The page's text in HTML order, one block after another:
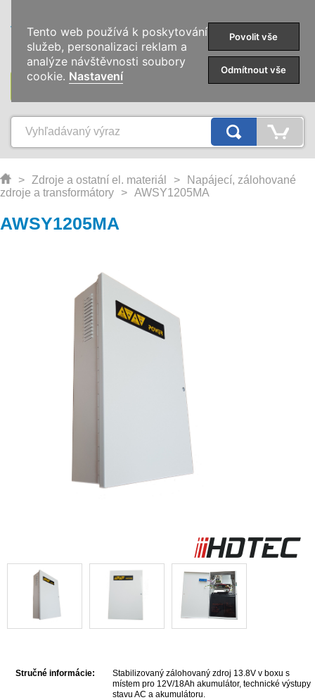
KATEGÓRIE
> Zdroje a ostatní el. materiál >
Napájecí, zálohované
zdroje a transformátory
> AWSY1205MA
AWSY1205MA
Stručné informácie:
Stabilizovaný zálohovaný zdroj 13.8V v boxu s
místem pro 12V/18Ah akumulátor, technické výstupy
stavu AC a akumulátoru.
Tento web používá k poskytování
služeb, personalizaci reklam a
analýze návštěvnosti soubory
cookie. Nastavení
Povolit vše
Odmítnout vše